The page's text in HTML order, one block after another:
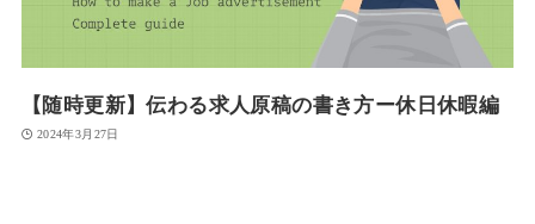
【随時更新】伝わる求人原稿の書き方ー休日休暇編
2024年3月27日